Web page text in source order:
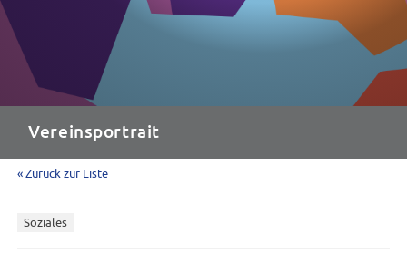
Vereinsportrait
« Zurück zur Liste
Soziales